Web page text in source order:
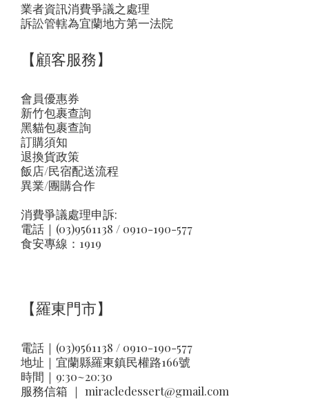
業者資訊消費爭議之處理
訴訟管轄為宜蘭地方第一法院
【顧客服務】
會員優惠券
新竹包裹查詢
黑貓包裹查詢
訂購須知
退換貨政策
飯店/民宿配送流程
異業/團購合作
消費爭議處理申訴:
電話｜(03)9561138 / 0910-190-577
食安專線：1919
【羅東門市】
電話｜(03)9561138 / 0910-190-577
地址｜ 宜蘭縣羅東鎮民權路166號
時間｜9:30~20:30
服務信箱 ｜ miracledessert@gmail.com